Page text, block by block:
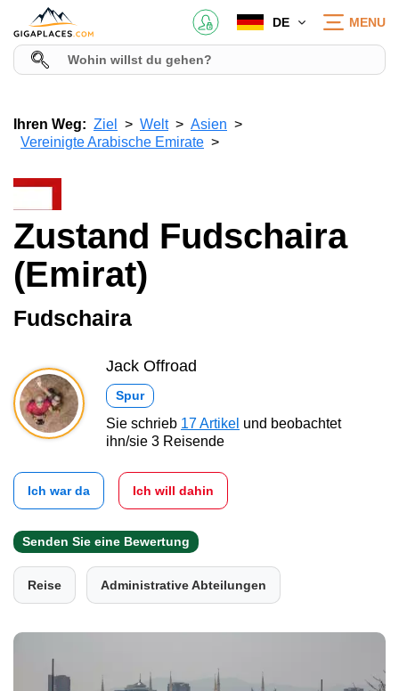
DE MENU
Ihren Weg: Ziel Welt
Asien
Vereinigte Arabische Emirate
Zustand Fudschaira
(Emirat)
Fudschaira
Jack Offroad
Spur
Sie schrieb 17 Artikel und beobachtet
ihn/sie 3 Reisende
Ich war da Ich will dahin
Senden Sie eine Bewertung
Reise Administrative Abteilungen